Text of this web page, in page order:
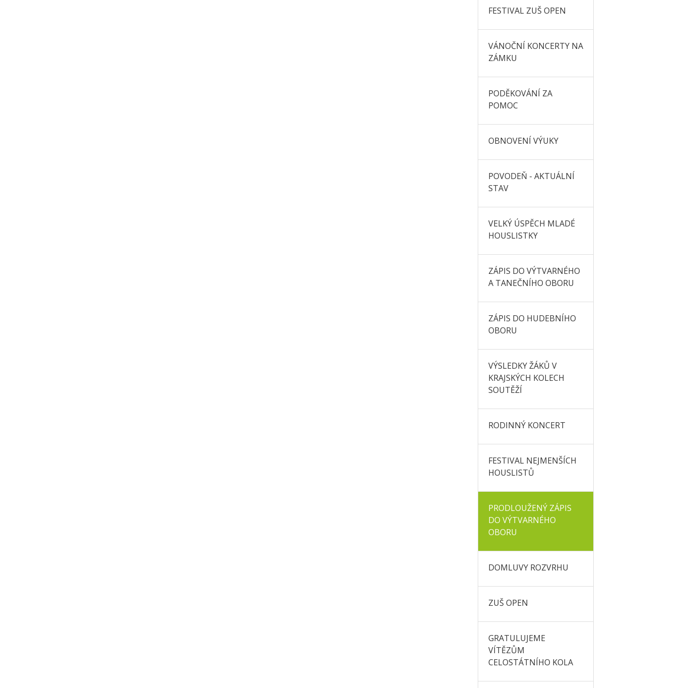
FESTIVAL ZUŠ OPEN
VÁNOČNÍ KONCERTY NA
ZÁMKU
PODĚKOVÁNÍ ZA
POMOC
OBNOVENÍ VÝUKY
POVODEŇ - AKTUÁLNÍ
STAV
VELKÝ ÚSPĚCH MLADÉ
HOUSLISTKY
ZÁPIS DO VÝTVARNÉHO
A TANEČNÍHO OBORU
ZÁPIS DO HUDEBNÍHO
OBORU
VÝSLEDKY ŽÁKŮ V
KRAJSKÝCH KOLECH
SOUTĚŽÍ
RODINNÝ KONCERT
FESTIVAL NEJMENŠÍCH
HOUSLISTŮ
PRODLOUŽENÝ ZÁPIS
DO VÝTVARNÉHO
OBORU
DOMLUVY ROZVRHU
ZUŠ OPEN
GRATULUJEME
VÍTĚZŮM
CELOSTÁTNÍHO KOLA